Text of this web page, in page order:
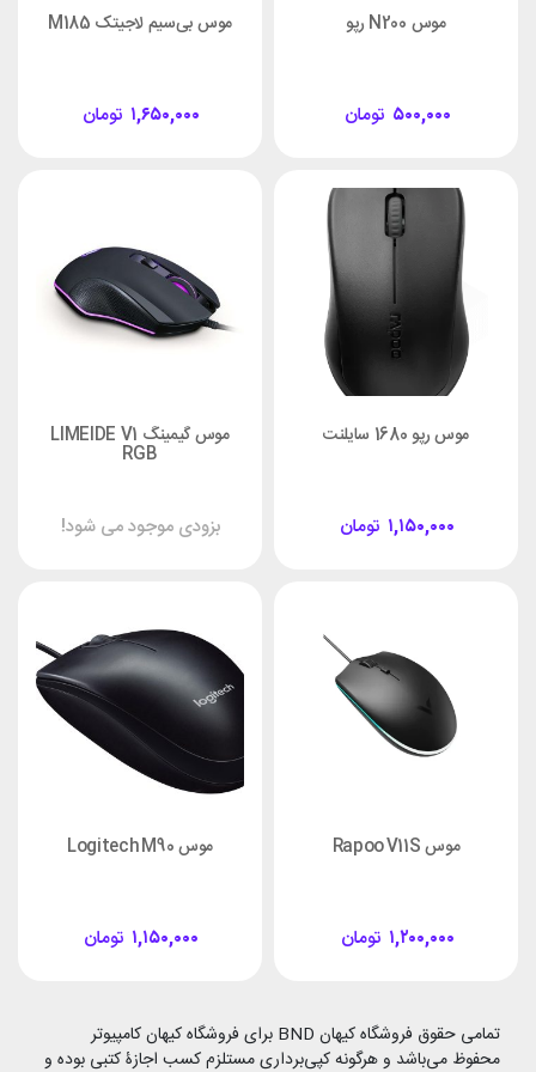
موس N200 رپو
تومان ۵۰۰,۰۰۰
موس بی‌سیم لاجیتک M185
تومان ۱,۶۵۰,۰۰۰
موس رپو 1680 سایلنت
تومان ۱,۱۵۰,۰۰۰
موس گیمینگ LIMEIDE V1
RGB
بزودی موجود می شود!
موس Rapoo V11S
تومان ۱,۲۰۰,۰۰۰
موس Logitech M90
تومان ۱,۱۵۰,۰۰۰
تمامی حقوق فروشگاه کیهان BND برای فروشگاه کیهان کامپیوتر
محفوظ می‌باشد و هرگونه کپی‌برداری مستلزم کسب اجازۀ کتبی بوده و